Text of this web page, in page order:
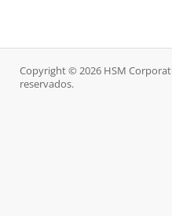
Copyright © 2026 HSM
reservados.